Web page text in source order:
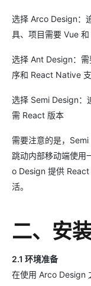
选择 Arco Design：
具、项目需要 Vue
选择 Ant Design：
序和 React Native
选择 Semi Design：
需 React 版本
需要注意的是，
跳动内部移动端使用
o Design 提供 React
活。
二、安
2.1 环境准备
在使用 Arco Design